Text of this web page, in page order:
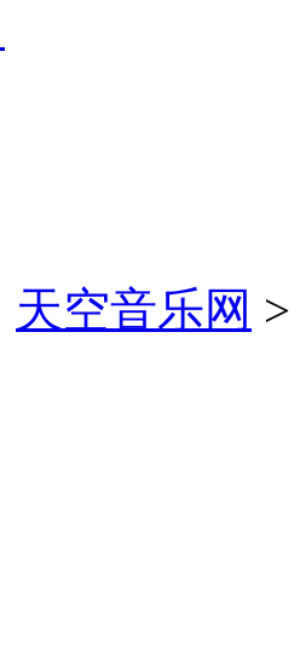
天空音乐网